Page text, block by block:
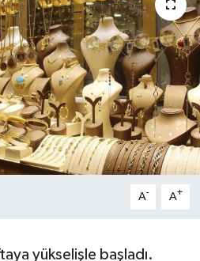
A- A+
yükselişle başladı.